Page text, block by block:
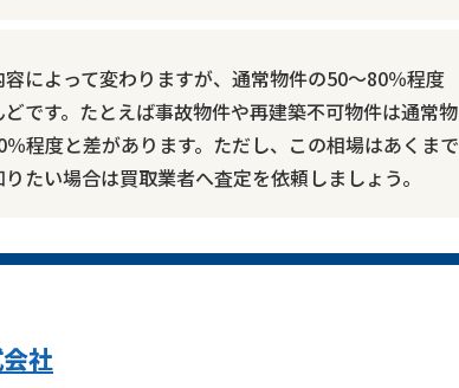
によって変わりますが、通常物件の50～80％程度
です。たとえば事故物件や再建築不可物件は通常物
程度と差があります。ただし、この相場はあくまで
たい場合は買取業者へ査定を依頼しましょう。
社